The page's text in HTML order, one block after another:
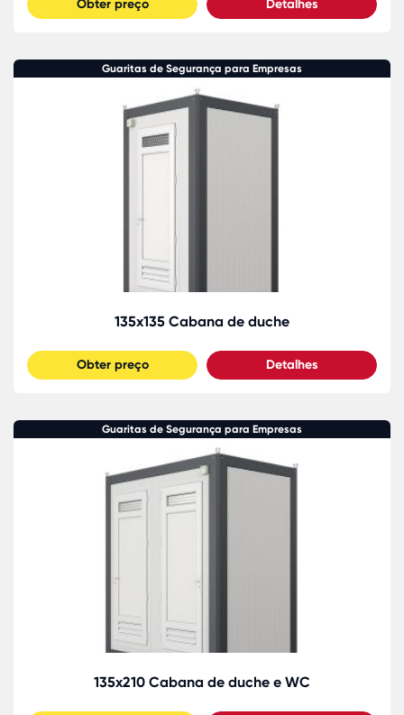
Obter preço Detalhes
Guaritas de Segurança para Empresas
135x135 Cabana de duche
Obter preço Detalhes
Guaritas de Segurança para Empresas
135x210 Cabana de duche e WC